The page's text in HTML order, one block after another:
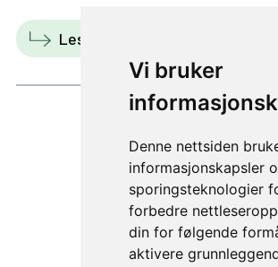
Vi bruker
Denne nettsiden
informasjonskapsler
sporingsteknologier
forbedre
din for følgende
aktivere
Les mer
4 av 29